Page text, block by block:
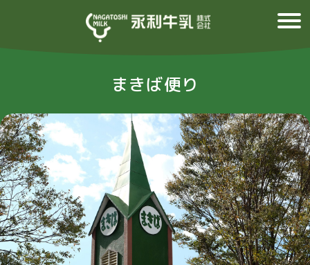
まきば便り